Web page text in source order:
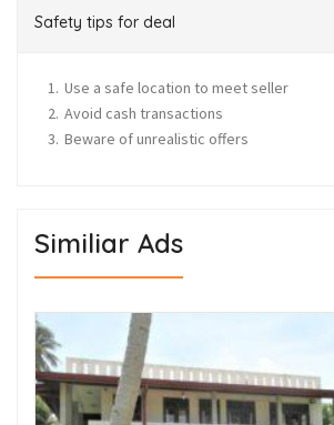
Safety tips for deal
Use a safe location to meet seller
Avoid cash transactions
Beware of unrealistic offers
Similiar Ads